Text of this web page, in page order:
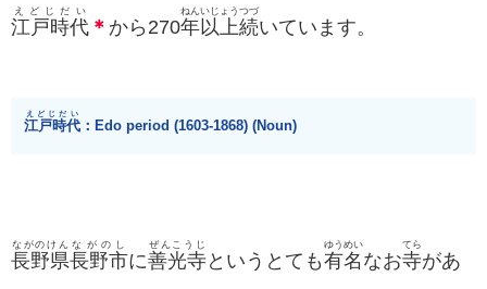
江戸時代
えどじだい
＊ から270年
ねん
以上
いじょう
続
つづ
いています。
江戸時代
えどじだい
：Edo period (1603-1868)​ (Noun)
長野県
ながのけん
長野市
ながのし
に善光寺
ぜんこうじ
というとても有名
ゆうめい
なお寺
てら
があ